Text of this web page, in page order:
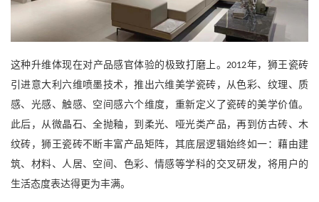
这种升维体现在对产品感官体验的极致打磨上。2012年，狮王瓷砖
引进意大利六维喷墨技术，推出六维美学瓷砖，从色彩、纹理、质
感、光感、触感、空间感六个维度，重新定义了瓷砖的美学价值。
此后，从微晶石、全抛釉，到柔光、哑光类产品，再到仿古砖、木
纹砖，狮王瓷砖不断丰富产品矩阵，其底层逻辑始终如一：藉由建
筑、材料、人居、空间、色彩、情感等学科的交叉研发，将用户的
生活态度表达得更为丰满。